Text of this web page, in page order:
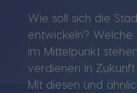
Wie soll sich die
entwickeln?
im Mittelpunkt
verdienen in
Mit diesen und